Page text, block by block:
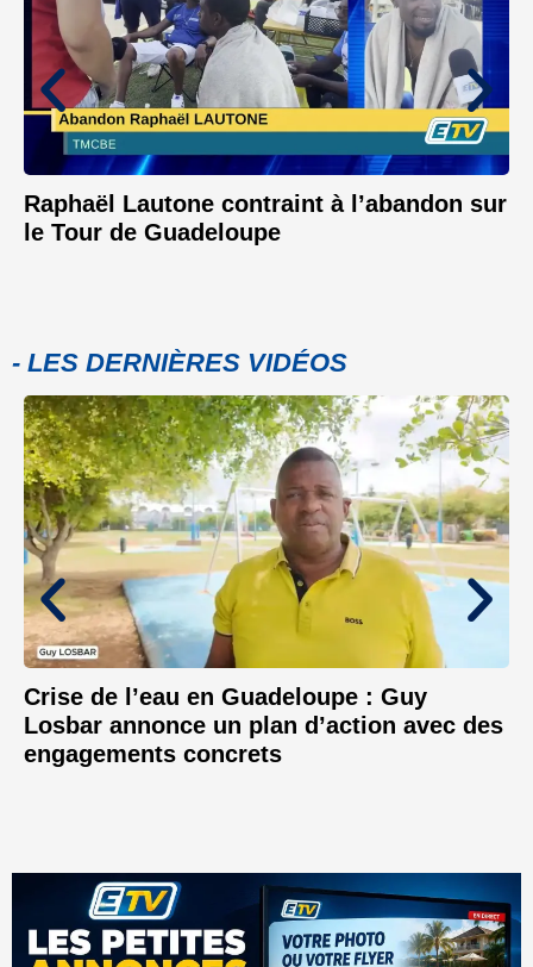
Raphaël Lautone contraint à l’abandon sur
le Tour de Guadeloupe
- LES DERNIÈRES VIDÉOS
Crise de l’eau en Guadeloupe : Guy
Losbar annonce un plan d’action avec des
engagements concrets